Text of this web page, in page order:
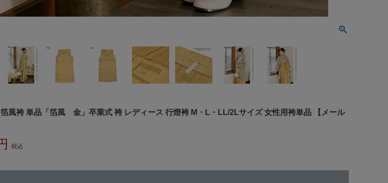
箔風袴 単品「箔風 金」卒業式 袴 レディース 行燈袴 M・L・LL/2Lサイズ 女性用袴単品 【メール
税込